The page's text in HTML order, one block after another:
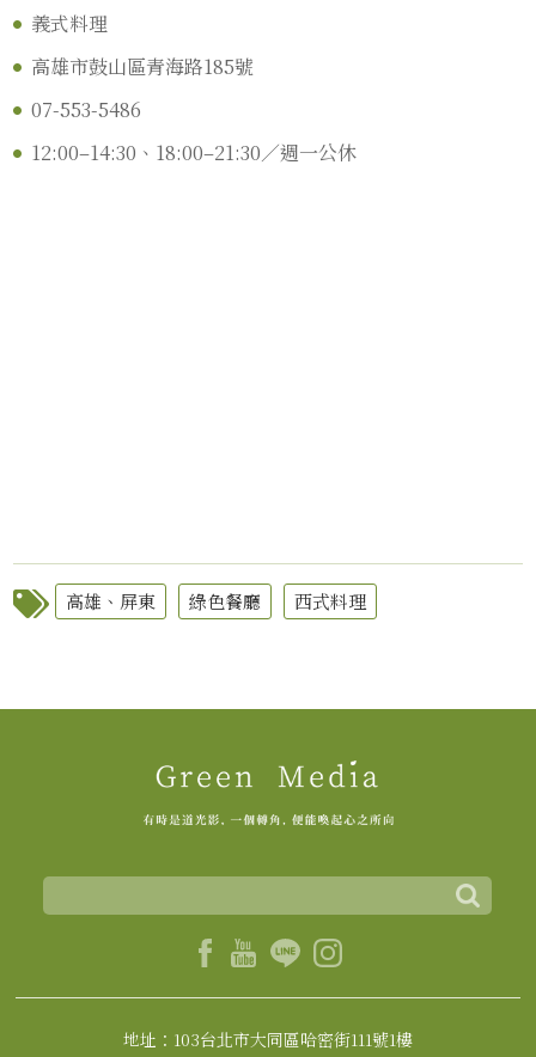
義式料理
高雄市鼓山區青海路185號
07-553-5486
12:00–14:30、18:00–21:30／週一公休
高雄、屏東 綠色餐廳 西式料理
地址：103台北市大同區哈密街111號1樓